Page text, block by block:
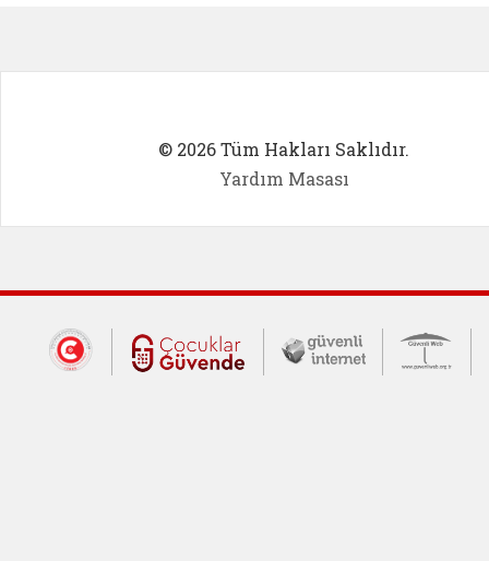
© 2026 Tüm Hakları Saklıdır.
Yardım Masası
Dış Bağlantılar
Cumhurbaşkanlığı İletişim Merkezi
Çocuklar Güvende (yeni
Güvenli